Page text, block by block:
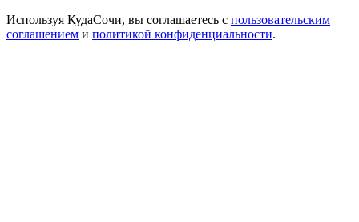
Используя КудаСочи, вы соглашаетесь с пользовательским
соглашением и политикой конфиденциальности.